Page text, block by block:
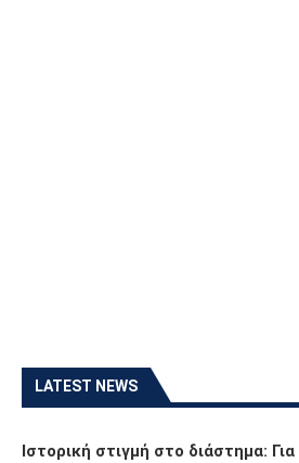
LATEST NEWS
Ιστορική στιγμή στο διάστημα: